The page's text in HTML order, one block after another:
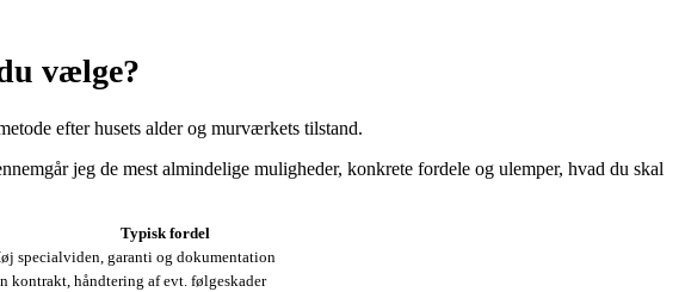
vælge?
efter husets alder og murværkets tilstand.
jeg de mest almindelige muligheder, konkrete fordele og ulemper, hvad du skal
Typisk fordel
specialviden, garanti og dokumentation
kontrakt, håndtering af evt. følgeskader